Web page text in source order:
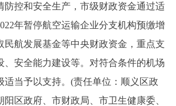
防控和安全生产，市级财政资金通过适
年暂停航空运输企业分支机构预缴增
民航发展基金等中央财政资金，重点支
、安全能力建设等。对符合条件的机场
适当予以支持。(责任单位：顺义区政
阳区政府、市财政局、市卫生健康委、